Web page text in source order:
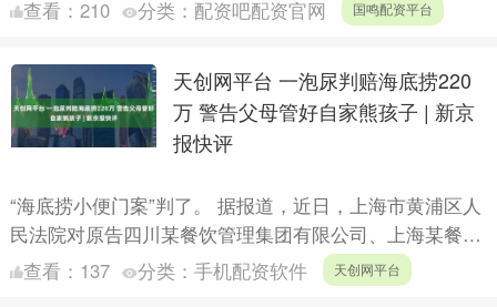
查看： 210 分类： 配资吧配资官网 国鸣配资平台
天创网平台 一泡尿判赔海底捞220
万 警告父母管好自家熊孩子 | 新京
报快评
“海底捞小便门案”判了。 据报道，近日，上海市黄浦区人
民法院对原告四川某餐饮管理集团有限公司、上海某餐饮
管理有限公司与被告唐某、吴某及唐某父母、吴某父母名
查看： 137 分类： 手机配资软件 天创网平台